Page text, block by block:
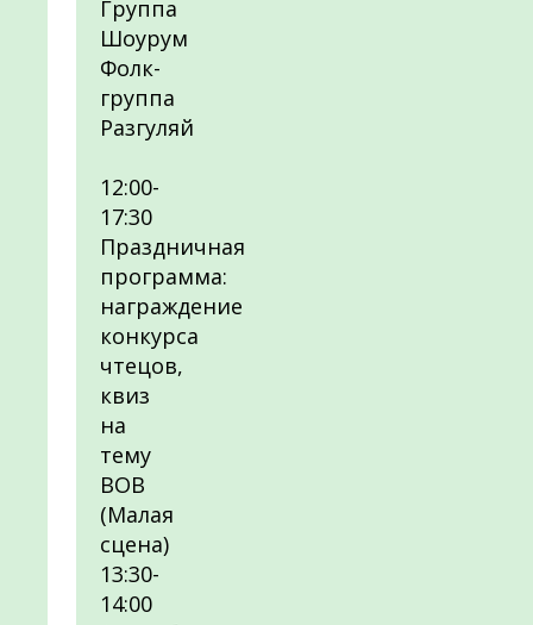
Группа
Шоурум
Фолк-
группа
Разгуляй
12:00-
17:30
Праздничная
программа:
награждение
конкурса
чтецов,
квиз
на
тему
ВОВ
(Малая
сцена)
13:30-
14:00